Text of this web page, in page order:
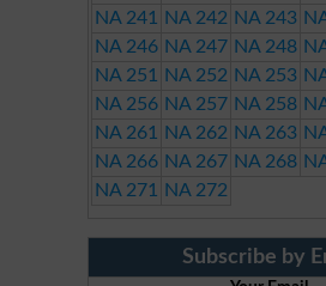
NA 241
NA 242 NA 243
NA 246 NA 247 NA 248
NA 251
NA 252 NA 253
NA 256 NA 257 NA 258
NA 261
NA 262 NA 263
NA 266 NA 267 NA 268
NA 271
NA 272
Subscribe by